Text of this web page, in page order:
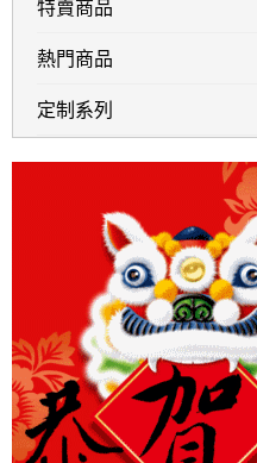
特賣商品
熱門商品
定制系列